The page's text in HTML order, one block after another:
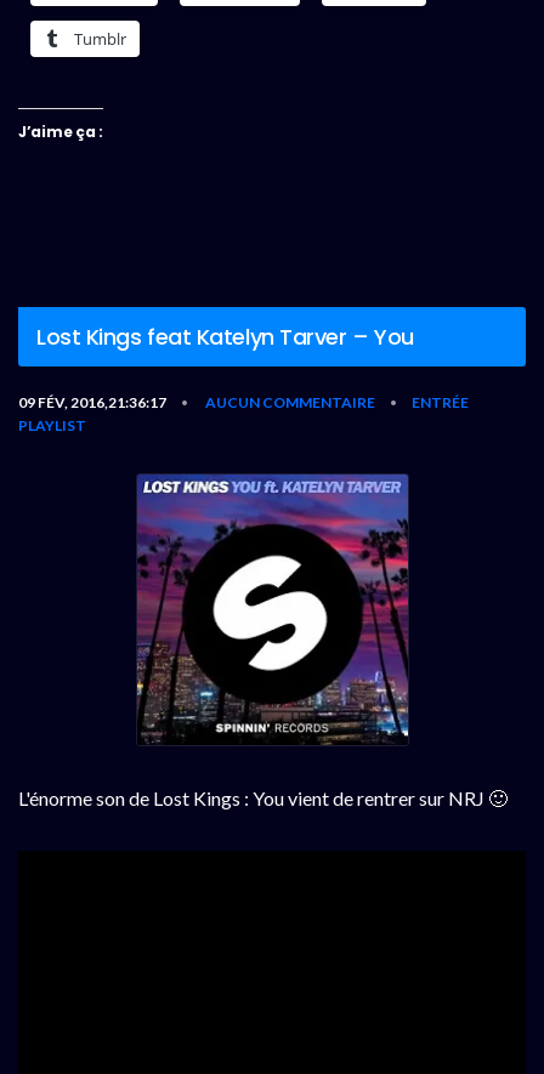
Tumblr
J’aime ça :
Lost Kings feat Katelyn Tarver – You
09 FÉV, 2016,21:36:17 • AUCUN COMMENTAIRE •
ENTRÉE
PLAYLIST
L'énorme son de Lost Kings : You vient de rentrer sur NRJ 🙂